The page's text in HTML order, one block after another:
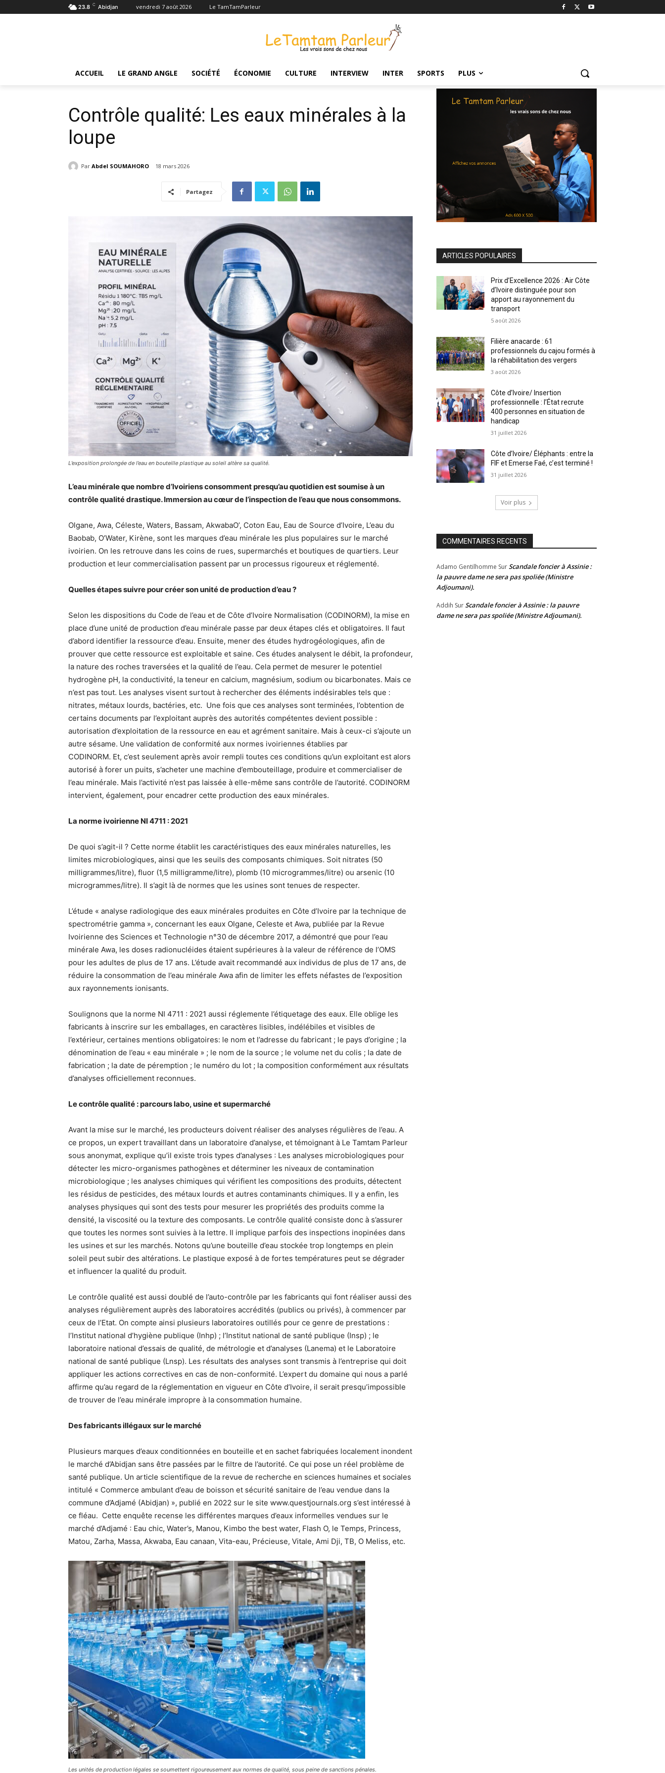
23.8 C Abidjan vendredi 7 août 2026 Le TamTamParleur
ACCUEIL LE GRAND ANGLE SOCIÉTÉ ÉCONOMIE CULTURE INTERVIEW INTER SPORTS PLUS
Accueil Le Grand angle Contrôle qualité: Les eaux minérales à la loupe
Contrôle qualité: Les eaux minérales à la
loupe
Par Abdel SOUMAHORO 18 mars 2026
Partagez
L’exposition prolongée de l’eau en bouteille plastique au soleil altère sa qualité.
L’eau minérale que nombre d’Ivoiriens consomment presqu’au quotidien est soumise à un
contrôle qualité drastique. Immersion au cœur de l’inspection de l’eau que nous consommons.
Olgane, Awa, Céleste, Waters, Bassam, AkwabaO’, Coton Eau, Eau de Source d’Ivoire, L’eau du
Baobab, O’Water, Kirène, sont les marques d’eau minérale les plus populaires sur le marché
ivoirien. On les retrouve dans les coins de rues, supermarchés et boutiques de quartiers. Leur
production et leur commercialisation passent par un processus rigoureux et réglementé.
Quelles étapes suivre pour créer son unité de production d’eau ?
Selon les dispositions du Code de l’eau et de Côte d’Ivoire Normalisation (CODINORM), la mise en
place d’une unité de production d’eau minérale passe par deux étapes clés et obligatoires. Il faut
d’abord identifier la ressource d’eau. Ensuite, mener des études hydrogéologiques, afin de
prouver que cette ressource est exploitable et saine. Ces études analysent le débit, la profondeur,
la nature des roches traversées et la qualité de l’eau. Cela permet de mesurer le potentiel
hydrogène pH, la conductivité, la teneur en calcium, magnésium, sodium ou bicarbonates. Mais ce
n’est pas tout. Les analyses visent surtout à rechercher des éléments indésirables tels que :
nitrates, métaux lourds, bactéries, etc. Une fois que ces analyses sont terminées, l’obtention de
certains documents par l’exploitant auprès des autorités compétentes devient possible :
autorisation d’exploitation de la ressource en eau et agrément sanitaire. Mais à ceux-ci s’ajoute un
autre sésame. Une validation de conformité aux normes ivoiriennes établies par
CODINORM. Et, c’est seulement après avoir rempli toutes ces conditions qu’un exploitant est alors
autorisé à forer un puits, s’acheter une machine d’embouteillage, produire et commercialiser de
l’eau minérale. Mais l’activité n’est pas laissée à elle-même sans contrôle de l’autorité. CODINORM
intervient, également, pour encadrer cette production des eaux minérales.
La norme ivoirienne NI 4711 : 2021
De quoi s’agit-il ? Cette norme établit les caractéristiques des eaux minérales naturelles, les
limites microbiologiques, ainsi que les seuils des composants chimiques. Soit nitrates (50
milligrammes/litre), fluor (1,5 milligramme/litre), plomb (10 microgrammes/litre) ou arsenic (10
microgrammes/litre). Il s’agit là de normes que les usines sont tenues de respecter.
L’étude « analyse radiologique des eaux minérales produites en Côte d’Ivoire par la technique de
spectrométrie gamma », concernant les eaux Olgane, Celeste et Awa, publiée par la Revue
Ivoirienne des Sciences et Technologie n°30 de décembre 2017, a démontré que pour l’eau
minérale Awa, les doses radionucléides étaient supérieures à la valeur de référence de l’OMS
pour les adultes de plus de 17 ans. L’étude avait recommandé aux individus de plus de 17 ans, de
réduire la consommation de l’eau minérale Awa afin de limiter les effets néfastes de l’exposition
aux rayonnements ionisants.
Soulignons que la norme NI 4711 : 2021 aussi réglemente l’étiquetage des eaux. Elle oblige les
fabricants à inscrire sur les emballages, en caractères lisibles, indélébiles et visibles de
l’extérieur, certaines mentions obligatoires: le nom et l’adresse du fabricant ; le pays d’origine ; la
dénomination de l’eau « eau minérale » ; le nom de la source ; le volume net du colis ; la date de
fabrication ; la date de péremption ; le numéro du lot ; la composition conformément aux résultats
d’analyses officiellement reconnues.
Le contrôle qualité : parcours labo, usine et supermarché
Avant la mise sur le marché, les producteurs doivent réaliser des analyses régulières de l’eau. A
ce propos, un expert travaillant dans un laboratoire d’analyse, et témoignant à Le Tamtam Parleur
sous anonymat, explique qu’il existe trois types d’analyses : Les analyses microbiologiques pour
détecter les micro-organismes pathogènes et déterminer les niveaux de contamination
microbiologique ; les analyses chimiques qui vérifient les compositions des produits, détectent
les résidus de pesticides, des métaux lourds et autres contaminants chimiques. Il y a enfin, les
analyses physiques qui sont des tests pour mesurer les propriétés des produits comme la
densité, la viscosité ou la texture des composants. Le contrôle qualité consiste donc à s’assurer
que toutes les normes sont suivies à la lettre. Il implique parfois des inspections inopinées dans
les usines et sur les marchés. Notons qu’une bouteille d’eau stockée trop longtemps en plein
soleil peut subir des altérations. Le plastique exposé à de fortes températures peut se dégrader
et influencer la qualité du produit.
Le contrôle qualité est aussi doublé de l’auto-contrôle par les fabricants qui font réaliser aussi des
analyses régulièrement auprès des laboratoires accrédités (publics ou privés), à commencer par
ceux de l’Etat. On compte ainsi plusieurs laboratoires outillés pour ce genre de prestations :
l’Institut national d’hygiène publique (Inhp) ; l’Institut national de santé publique (Insp) ; le
laboratoire national d’essais de qualité, de métrologie et d’analyses (Lanema) et le Laboratoire
national de santé publique (Lnsp). Les résultats des analyses sont transmis à l’entreprise qui doit
appliquer les actions correctives en cas de non-conformité. L’expert du domaine qui nous a parlé
affirme qu’au regard de la réglementation en vigueur en Côte d’Ivoire, il serait presqu’impossible
de trouver de l’eau minérale impropre à la consommation humaine.
Des fabricants illégaux sur le marché
Plusieurs marques d’eaux conditionnées en bouteille et en sachet fabriquées localement inondent
le marché d’Abidjan sans être passées par le filtre de l’autorité. Ce qui pose un réel problème de
santé publique. Un article scientifique de la revue de recherche en sciences humaines et sociales
intitulé « Commerce ambulant d’eau de boisson et sécurité sanitaire de l’eau vendue dans la
commune d’Adjamé (Abidjan) », publié en 2022 sur le site www.questjournals.org s’est intéressé à
ce fléau. Cette enquête recense les différentes marques d’eaux informelles vendues sur le
marché d’Adjamé : Eau chic, Water’s, Manou, Kimbo the best water, Flash O, le Temps, Princess,
Matou, Zarha, Massa, Akwaba, Eau canaan, Vita-eau, Précieuse, Vitale, Ami Dji, TB, O Meliss, etc.
Les unités de production légales se soumettent rigoureusement aux normes de qualité, sous peine de sanctions pénales.
ARTICLES POPULAIRES
Prix d’Excellence 2026 : Air Côte
d’Ivoire distinguée pour son
apport au rayonnement du
transport
5 août 2026
Filière anacarde : 61
professionnels du cajou formés à
la réhabilitation des vergers
3 août 2026
Côte d’Ivoire/ Insertion
professionnelle : l’État recrute
400 personnes en situation de
handicap
31 juillet 2026
Côte d’Ivoire/ Éléphants : entre la
FIF et Emerse Faé, c’est terminé !
31 juillet 2026
Voir plus
COMMENTAIRES RECENTS
Adamo Gentilhomme SurScandale foncier à Assinie :
la pauvre dame ne sera pas spoliée (Ministre
Adjoumani).
Addih SurScandale foncier à Assinie : la pauvre
dame ne sera pas spoliée (Ministre Adjoumani).